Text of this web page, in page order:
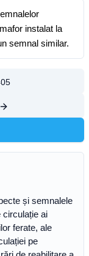
instalat la
semnal similar.
și semnalele
circulație ai
ferate, ale
pe